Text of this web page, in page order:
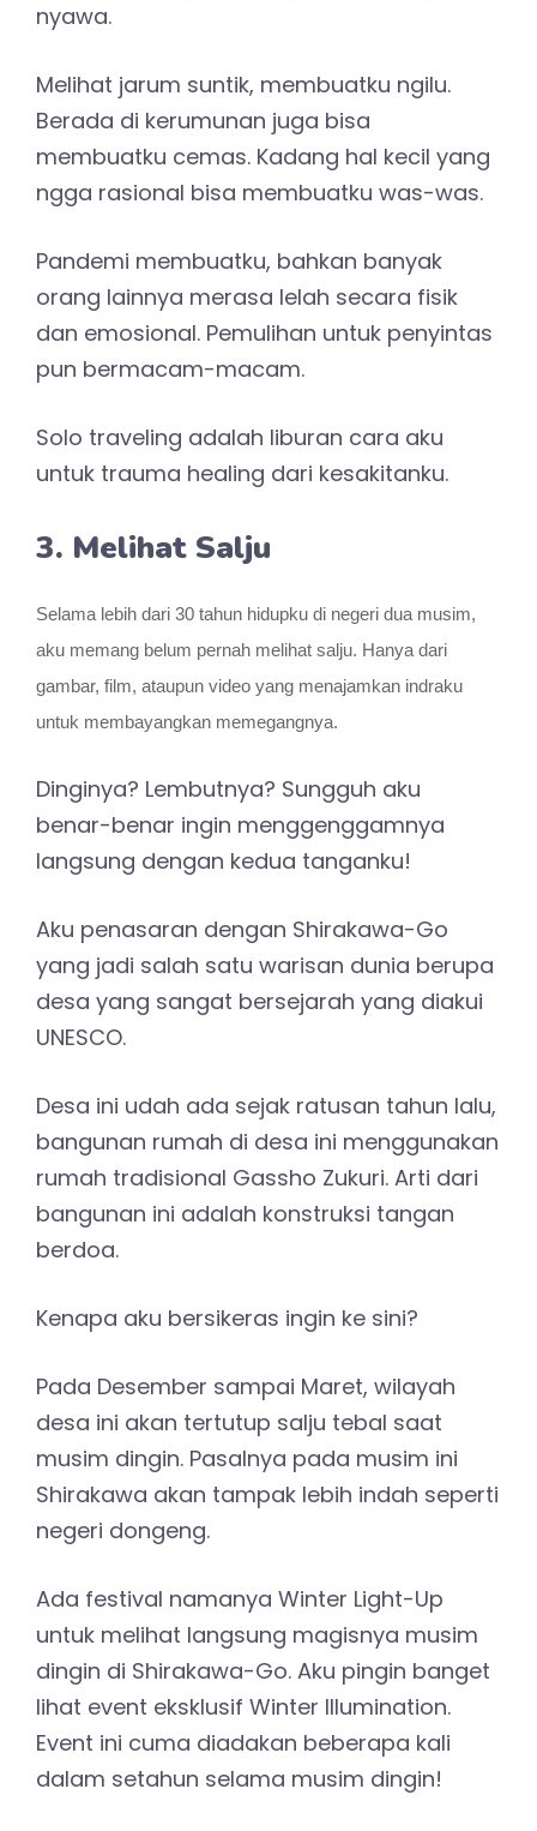
nyawa.
Melihat jarum suntik, membuatku ngilu.
Berada di kerumunan juga bisa
membuatku cemas. Kadang hal kecil yang
ngga rasional bisa membuatku was-was.
Pandemi membuatku, bahkan banyak
orang lainnya merasa lelah secara fisik
dan emosional. Pemulihan untuk penyintas
pun bermacam-macam.
Solo traveling adalah liburan cara aku
untuk trauma healing dari kesakitanku.
3. Melihat Salju
Selama lebih dari 30 tahun hidupku di negeri dua musim,
aku memang belum pernah melihat salju. Hanya dari
gambar, film, ataupun video yang menajamkan indraku
untuk membayangkan memegangnya.
Dinginya? Lembutnya? Sungguh aku
benar-benar ingin menggenggamnya
langsung dengan kedua tanganku!
Aku penasaran dengan Shirakawa-Go
yang jadi salah satu warisan dunia berupa
desa yang sangat bersejarah yang diakui
UNESCO.
Desa ini udah ada sejak ratusan tahun lalu,
bangunan rumah di desa ini menggunakan
rumah tradisional Gassho Zukuri. Arti dari
bangunan ini adalah konstruksi tangan
berdoa.
Kenapa aku bersikeras ingin ke sini?
Pada Desember sampai Maret, wilayah
desa ini akan tertutup salju tebal saat
musim dingin. Pasalnya pada musim ini
Shirakawa akan tampak lebih indah seperti
negeri dongeng.
Ada festival namanya Winter Light-Up
untuk melihat langsung magisnya musim
dingin di Shirakawa-Go. Aku pingin banget
lihat event eksklusif Winter Illumination.
Event ini cuma diadakan beberapa kali
dalam setahun selama musim dingin!